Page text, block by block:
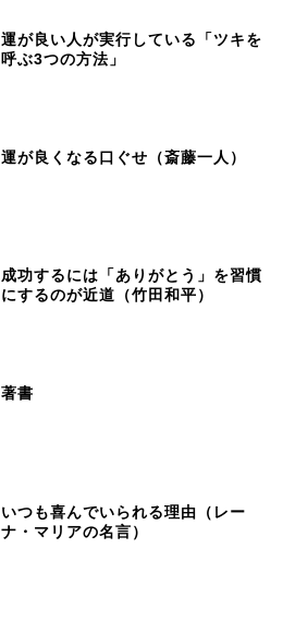
運が良い人が実行している「ツキを
呼ぶ3つの方法」
運が良くなる口ぐせ（斎藤一人）
成功するには「ありがとう」を習慣
にするのが近道（竹田和平）
著書
いつも喜んでいられる理由（レー
ナ・マリアの名言）